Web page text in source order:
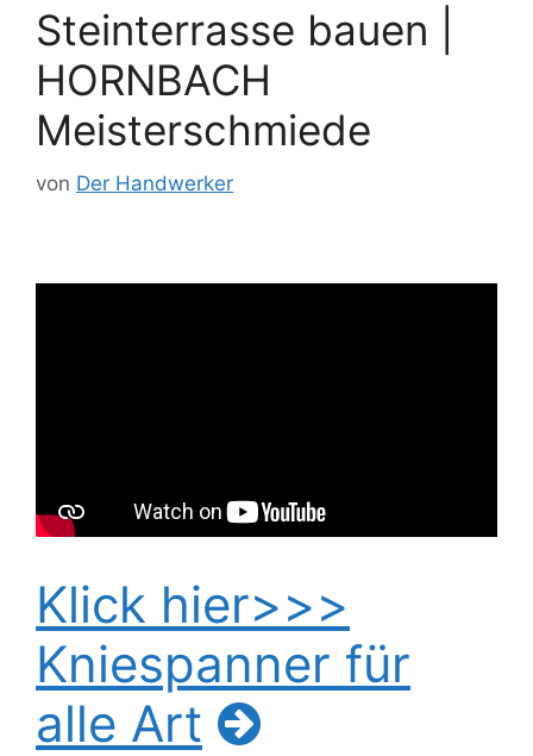
Steinterrasse bauen |
HORNBACH
Meisterschmiede
von Der Handwerker
Klick hier>>>
Kniespanner für
alle Art